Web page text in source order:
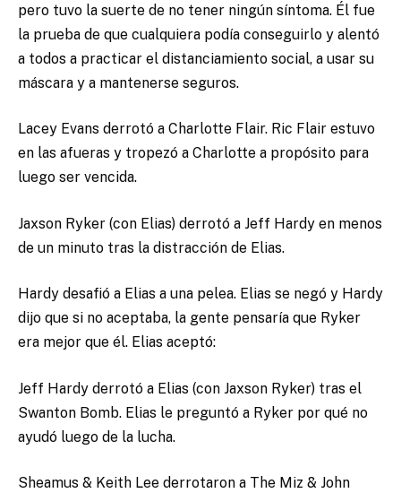
pero tuvo la suerte de no tener ningún síntoma. Él fue
la prueba de que cualquiera podía conseguirlo y alentó
a todos a practicar el distanciamiento social, a usar su
máscara y a mantenerse seguros.
Lacey Evans derrotó a Charlotte Flair. Ric Flair estuvo
en las afueras y tropezó a Charlotte a propósito para
luego ser vencida.
Jaxson Ryker (con Elias) derrotó a Jeff Hardy en menos
de un minuto tras la distracción de Elias.
Hardy desafió a Elias a una pelea. Elias se negó y Hardy
dijo que si no aceptaba, la gente pensaría que Ryker
era mejor que él. Elias aceptó:
Jeff Hardy derrotó a Elias (con Jaxson Ryker) tras el
Swanton Bomb. Elias le preguntó a Ryker por qué no
ayudó luego de la lucha.
Sheamus & Keith Lee derrotaron a The Miz & John